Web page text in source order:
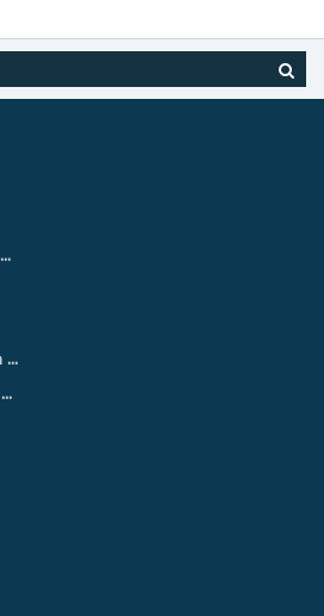
...